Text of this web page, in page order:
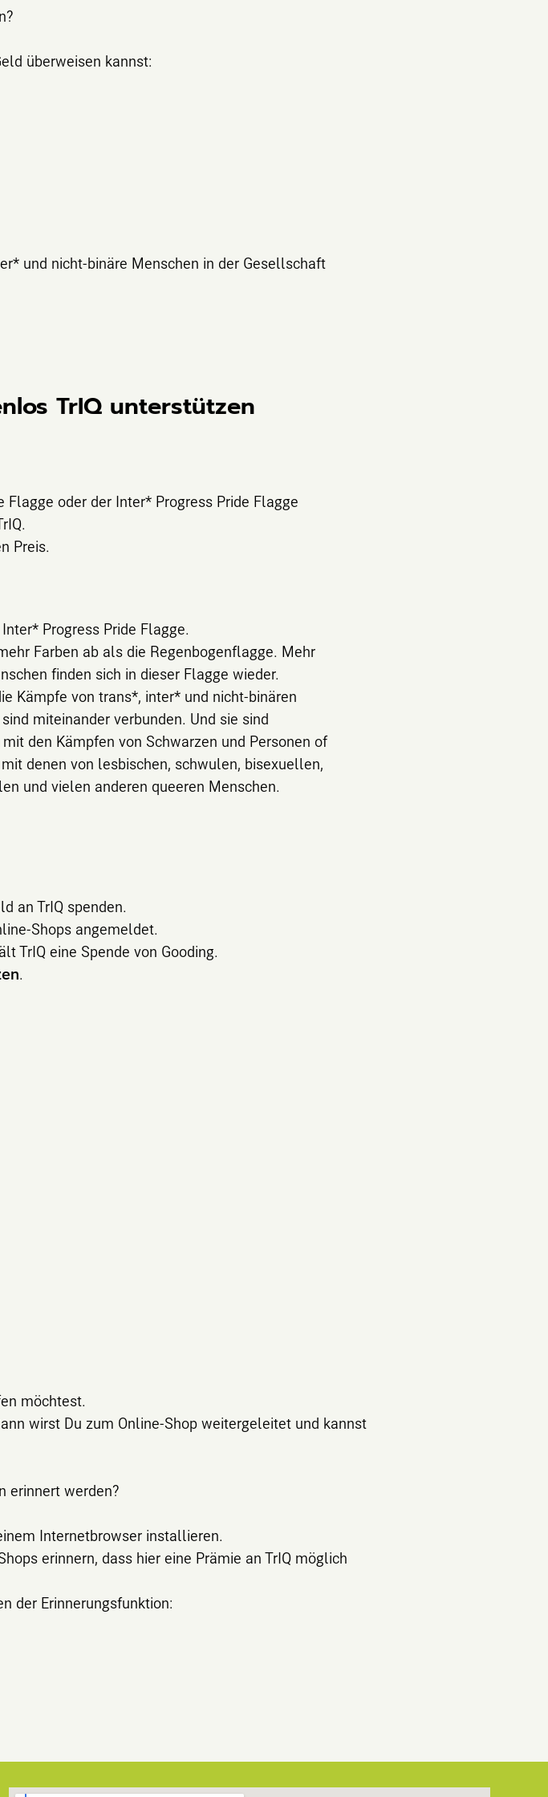
überweisen kannst:
und nicht-binäre Menschen in der Gesellschaft
TrIQ unterstützen
oder der Inter* Progress Pride Flagge
Preis.
Progress Pride Flagge.
Farben ab als die Regenbogenflagge. Mehr
finden sich in dieser Flagge wieder.
Kämpfe von trans*, inter* und nicht-binären
miteinander verbunden. Und sie sind
den Kämpfen von Schwarzen und Personen of
denen von lesbischen, schwulen, bisexuellen,
und vielen anderen queeren Menschen.
an TrIQ spenden.
Shops angemeldet.
TrIQ eine Spende von Gooding.
.
möchtest.
wirst Du zum Online-Shop weitergeleitet und kannst
erinnert werden?
Internetbrowser installieren.
erinnern, dass hier eine Prämie an TrIQ möglich
der Erinnerungsfunktion: